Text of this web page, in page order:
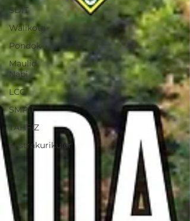
SDIT
Walikota
Pondok
Maulid
Nabi
LCC
SMPIT
TAHFIZ
Ekstrakurikuler